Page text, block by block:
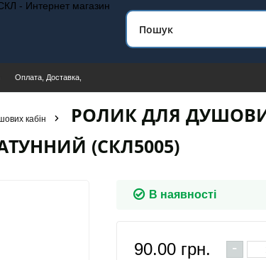
- Интернет магазин
Оплата, Доставка,
кабін
РОЛИК ДЛЯ
(СКЛ5005)
В наявності
90.00 грн. -